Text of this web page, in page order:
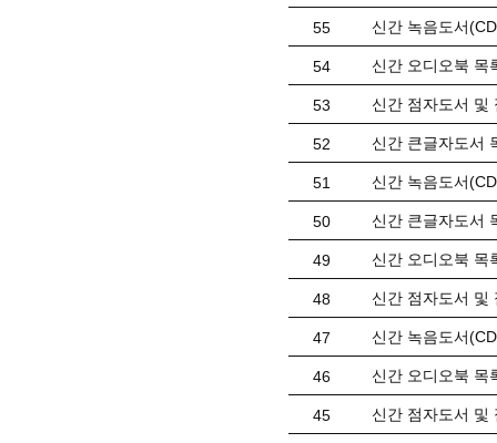
55 신간 녹음도서
54 신간 오디오북 목
53 신간 점자도서 및
52 신간 큰글자도서
51 신간 녹음도서
50 신간 큰글자도서
49 신간 오디오북 목
48 신간 점자도서 및
47 신간 녹음도서
46 신간 오디오북 목
45 신간 점자도서 및